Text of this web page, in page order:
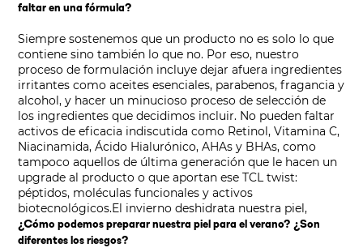
faltar en una fórmula?
Siempre sostenemos que un producto no es solo lo que
contiene sino también lo que no. Por eso, nuestro
proceso de formulación incluye dejar afuera ingredientes
irritantes como aceites esenciales, parabenos, fragancia y
alcohol, y hacer un minucioso proceso de selección de
los ingredientes que decidimos incluir. No pueden faltar
activos de eficacia indiscutida como Retinol, Vitamina C,
Niacinamida, Ácido Hialurónico, AHAs y BHAs, como
tampoco aquellos de última generación que le hacen un
upgrade al producto o que aportan ese TCL twist:
péptidos, moléculas funcionales y activos
biotecnológicos.El invierno deshidrata nuestra piel,
¿Cómo podemos preparar nuestra piel para el verano? ¿Son
diferentes los riesgos?